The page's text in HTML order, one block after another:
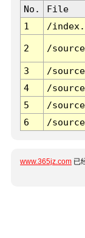
No. File
1
/
2 /
3 /
4
/
5
/
6
/
www.365jz.com 已